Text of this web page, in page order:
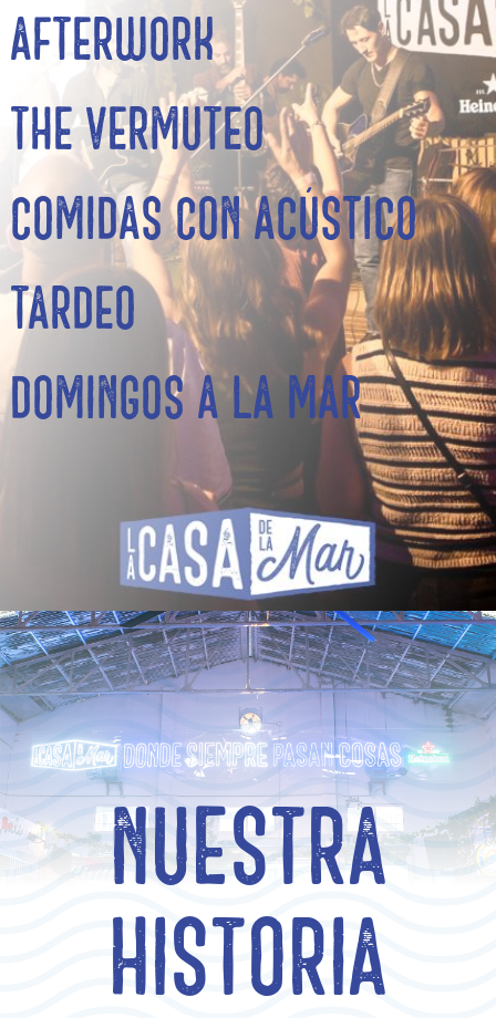
Afterwork
The Vermuteo
Comidas con acústico
Tardeo
Domingos a la mar
Nuestra
historia